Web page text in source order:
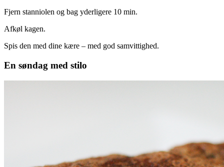
Fjern stanniolen og bag yderligere 10 min.
Afkøl kagen.
Spis den med dine kære – med god samvittighed.
En søndag med stilo